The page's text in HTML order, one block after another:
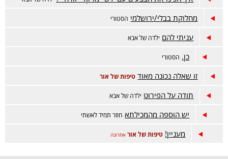
מחלוקת בבלי/ירושלמי הסטורי
עניתי להם ילדה של אבא
כן. הסטורי
זו שאלה נכונה מאוד טיפות של אור
תודה על הפירוט ילדה של אבא
יש הוספה מהמכילתא חוזר תמיד לאשתי
מעניין! טיפות של אור אחרונה